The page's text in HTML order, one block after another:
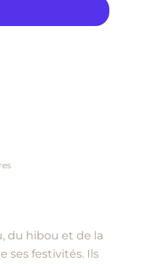
du hibou et de la
ses festivités. Ils